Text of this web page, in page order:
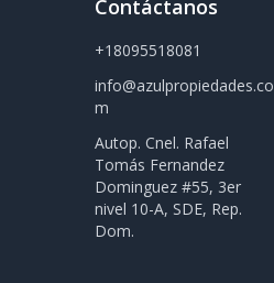
Contáctanos
+18095518081
info@azulpropiedades.co
m
Autop. Cnel. Rafael
Tomás Fernandez
Dominguez #55, 3er
nivel 10-A, SDE, Rep.
Dom.